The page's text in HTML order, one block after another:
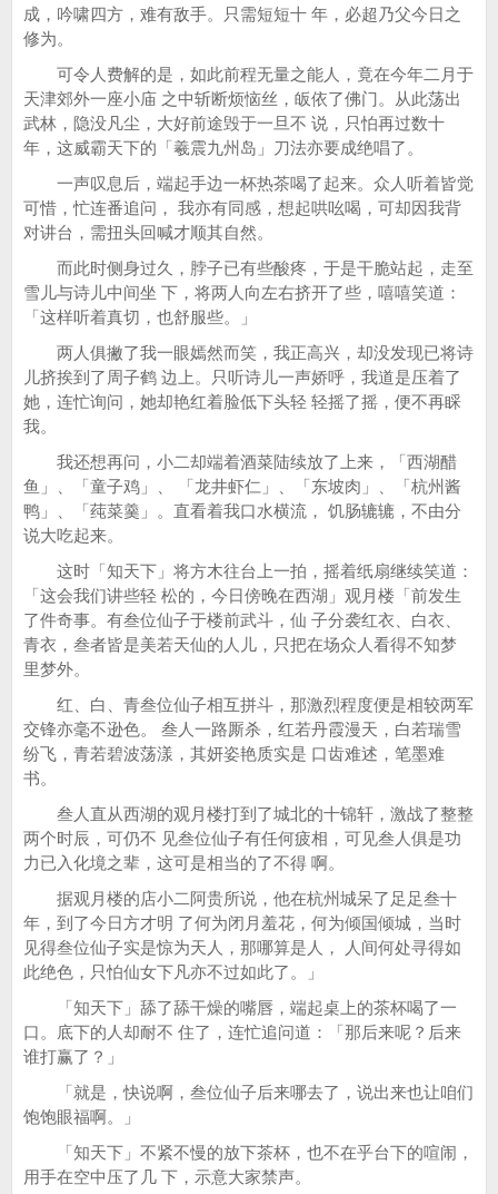
成，吟啸四方，难有敌手。只需短短十 年，必超乃父今日之
修为。
可令人费解的是，如此前程无量之能人，竟在今年二月于
天津郊外一座小庙 之中斩断烦恼丝，皈依了佛门。从此荡出
武林，隐没凡尘，大好前途毁于一旦不 说，只怕再过数十
年，这威霸天下的「羲震九州岛」刀法亦要成绝唱了。
一声叹息后，端起手边一杯热茶喝了起来。众人听着皆觉
可惜，忙连番追问， 我亦有同感，想起哄吆喝，可却因我背
对讲台，需扭头回喊才顺其自然。
而此时侧身过久，脖子已有些酸疼，于是干脆站起，走至
雪儿与诗儿中间坐 下，将两人向左右挤开了些，嘻嘻笑道：
「这样听着真切，也舒服些。」
两人俱撇了我一眼嫣然而笑，我正高兴，却没发现已将诗
儿挤挨到了周子鹤 边上。只听诗儿一声娇呼，我道是压着了
她，连忙询问，她却艳红着脸低下头轻 轻摇了摇，便不再睬
我。
我还想再问，小二却端着酒菜陆续放了上来，「西湖醋
鱼」、「童子鸡」、 「龙井虾仁」、「东坡肉」、「杭州酱
鸭」、「莼菜羹」。直看着我口水横流， 饥肠辘辘，不由分
说大吃起来。
这时「知天下」将方木往台上一拍，摇着纸扇继续笑道：
「这会我们讲些轻 松的，今日傍晚在西湖」观月楼「前发生
了件奇事。有叁位仙子于楼前武斗，仙 子分袭红衣、白衣、
青衣，叁者皆是美若天仙的人儿，只把在场众人看得不知梦
里梦外。
红、白、青叁位仙子相互拼斗，那激烈程度便是相较两军
交锋亦毫不逊色。 叁人一路厮杀，红若丹霞漫天，白若瑞雪
纷飞，青若碧波荡漾，其妍姿艳质实是 口齿难述，笔墨难
书。
叁人直从西湖的观月楼打到了城北的十锦轩，激战了整整
两个时辰，可仍不 见叁位仙子有任何疲相，可见叁人俱是功
力已入化境之辈，这可是相当的了不得 啊。
据观月楼的店小二阿贵所说，他在杭州城呆了足足叁十
年，到了今日方才明 了何为闭月羞花，何为倾国倾城，当时
见得叁位仙子实是惊为天人，那哪算是人， 人间何处寻得如
此绝色，只怕仙女下凡亦不过如此了。」
「知天下」舔了舔干燥的嘴唇，端起桌上的茶杯喝了一
口。底下的人却耐不 住了，连忙追问道：「那后来呢？后来
谁打赢了？」
「就是，快说啊，叁位仙子后来哪去了，说出来也让咱们
饱饱眼福啊。」
「知天下」不紧不慢的放下茶杯，也不在乎台下的喧闹，
用手在空中压了几 下，示意大家禁声。